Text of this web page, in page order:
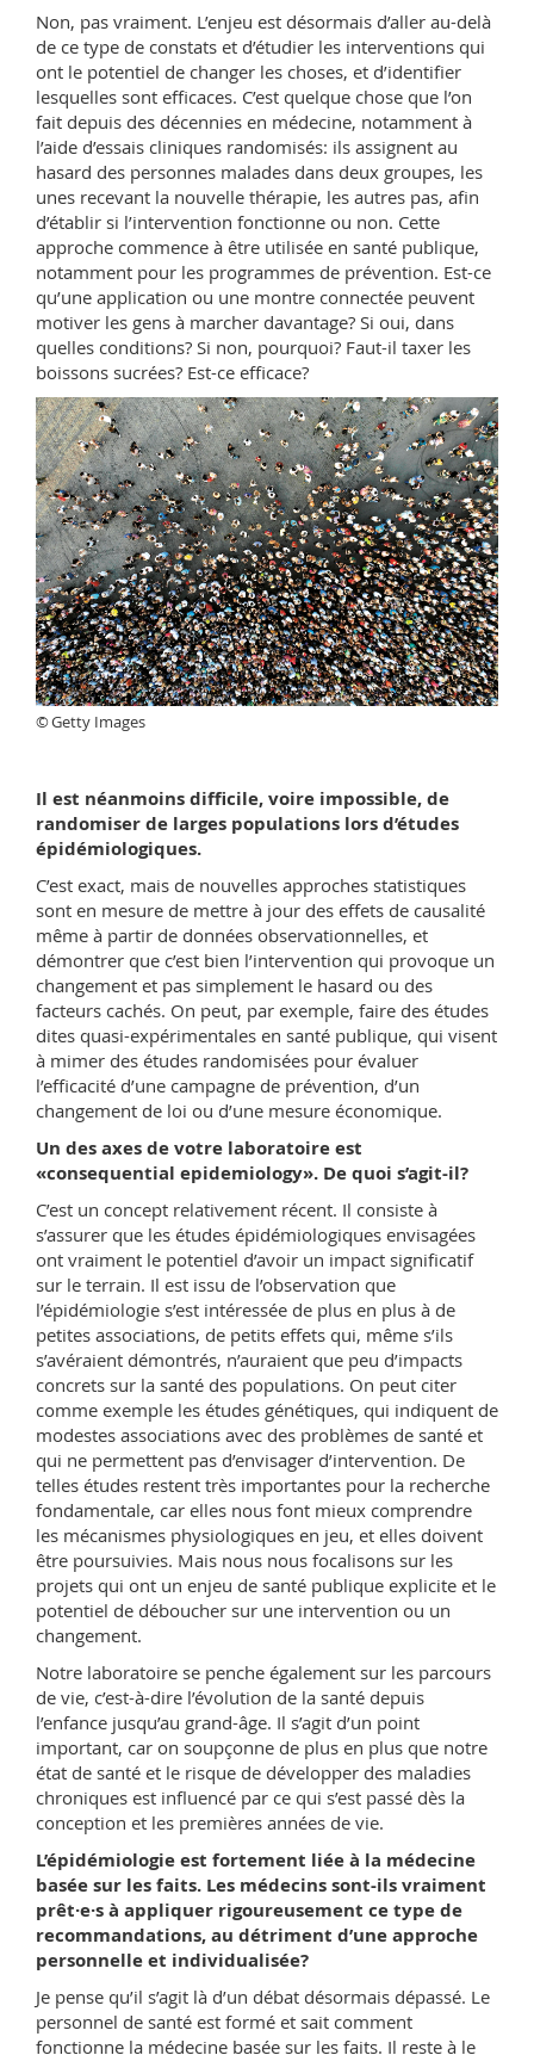
Non, pas vraiment. L’enjeu est désormais d’aller au-delà
de ce type de constats et d’étudier les interventions qui
ont le potentiel de changer les choses, et d’identifier
lesquelles sont efficaces. C’est quelque chose que l’on
fait depuis des décennies en médecine, notamment à
l’aide d’essais cliniques randomisés: ils assignent au
hasard des personnes malades dans deux groupes, les
unes recevant la nouvelle thérapie, les autres pas, afin
d’établir si l’intervention fonctionne ou non. Cette
approche commence à être utilisée en santé publique,
notamment pour les programmes de prévention. Est-ce
qu’une application ou une montre connectée peuvent
motiver les gens à marcher davantage? Si oui, dans
quelles conditions? Si non, pourquoi? Faut-il taxer les
boissons sucrées? Est-ce efficace?
© Getty Images
Il est néanmoins difficile, voire impossible, de
randomiser de larges populations lors d’études
épidémiologiques.
C’est exact, mais de nouvelles approches statistiques
sont en mesure de mettre à jour des effets de causalité
même à partir de données observationnelles, et
démontrer que c’est bien l’intervention qui provoque un
changement et pas simplement le hasard ou des
facteurs cachés. On peut, par exemple, faire des études
dites quasi-expérimentales en santé publique, qui visent
à mimer des études randomisées pour évaluer
l’efficacité d’une campagne de prévention, d’un
changement de loi ou d’une mesure économique.
Un des axes de votre laboratoire est
«consequential epidemiology». De quoi s’agit-il?
C’est un concept relativement récent. Il consiste à
s’assurer que les études épidémiologiques envisagées
ont vraiment le potentiel d’avoir un impact significatif
sur le terrain. Il est issu de l’observation que
l’épidémiologie s’est intéressée de plus en plus à de
petites associations, de petits effets qui, même s’ils
s’avéraient démontrés, n’auraient que peu d’impacts
concrets sur la santé des populations. On peut citer
comme exemple les études génétiques, qui indiquent de
modestes associations avec des problèmes de santé et
qui ne permettent pas d’envisager d’intervention. De
telles études restent très importantes pour la recherche
fondamentale, car elles nous font mieux comprendre
les mécanismes physiologiques en jeu, et elles doivent
être poursuivies. Mais nous nous focalisons sur les
projets qui ont un enjeu de santé publique explicite et le
potentiel de déboucher sur une intervention ou un
changement.
Notre laboratoire se penche également sur les parcours
de vie, c’est-à-dire l’évolution de la santé depuis
l’enfance jusqu’au grand-âge. Il s’agit d’un point
important, car on soupçonne de plus en plus que notre
état de santé et le risque de développer des maladies
chroniques est influencé par ce qui s’est passé dès la
conception et les premières années de vie.
L’épidémiologie est fortement liée à la médecine
basée sur les faits. Les médecins sont-ils vraiment
prêt·e·s à appliquer rigoureusement ce type de
recommandations, au détriment d’une approche
personnelle et individualisée?
Je pense qu’il s’agit là d’un débat désormais dépassé. Le
personnel de santé est formé et sait comment
fonctionne la médecine basée sur les faits. Il reste à le